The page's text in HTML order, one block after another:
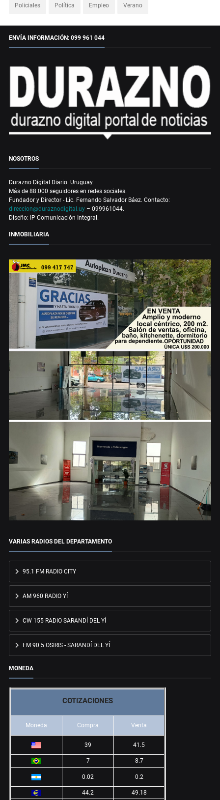
Policiales Política Empleo Verano
ENVÍA INFORMACIÓN: 099 961 044
NOSOTROS
Durazno Digital Diario. Uruguay.
Más de 88.000 seguidores en redes sociales.
Fundador y Director - Lic. Fernando Salvador Báez. Contacto:
direccion@duraznodigital.uy – 099961044.
Diseño: IP Comunicación Integral.
INMOBILIARIA
VARIAS RADIOS DEL DEPARTAMENTO
95.1 FM RADIO CITY
AM 960 RADIO YÍ
CW 155 RADIO SARANDÍ DEL YÍ
FM 90.5 OSIRIS - SARANDÍ DEL YÍ
MONEDA
COTIZACIONES
Moneda Compra Venta
39 41.5
7 8.7
0.02 0.2
44.2
49.18